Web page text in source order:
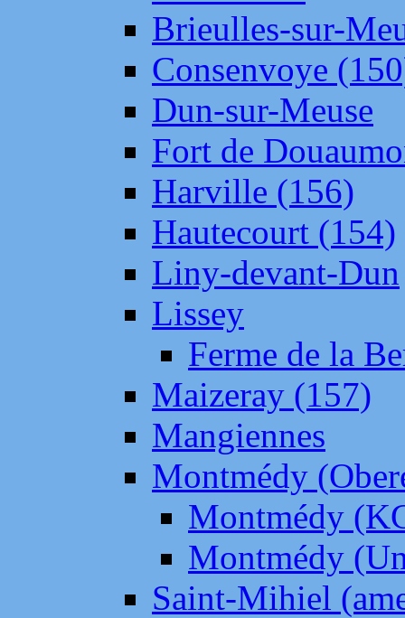
Brieulles-sur-
Consenvoye
Dun-sur-Meuse
Fort de
Harville (156)
Hautecourt (154)
Liny-devant-Dun
Lissey
Ferme de la
Maizeray (157)
Mangiennes
Montmédy
Montmédy
Montmédy
Saint-Mihiel